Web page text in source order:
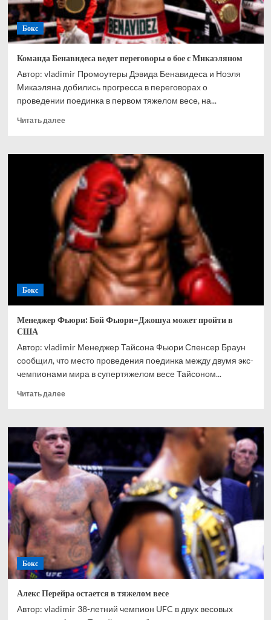
в
битве
за
выживание.
OLIMPBET
Суперлиги
Бокс
Команда Бенавидеса ведет переговоры о бое с Микаэляном
Автор: vladimir Промоутеры Дэвида Бенавидеса и Ноэля
Микаэляна добились прогресса в переговорах о
проведении поединка в первом тяжелом весе, на...
Читать далееПрочитать
Команда
Бенавидеса
ведет
переговоры
о
бое
с
Микаэляном
Бокс
Менеджер Фьюри: Бой Фьюри-Джошуа может пройти в
США
Автор: vladimir Менеджер Тайсона Фьюри Спенсер Браун
сообщил, что место проведения поединка между двумя экс-
чемпионами мира в супертяжелом весе Тайсоном...
Читать далееПрочитать
Менеджер
Фьюри:
Бой
Фьюри-
Джошуа
может
пройти
в
США
Бокс
Алекс Перейра остается в тяжелом весе
Автор: vladimir 38-летний чемпион UFC в двух весовых